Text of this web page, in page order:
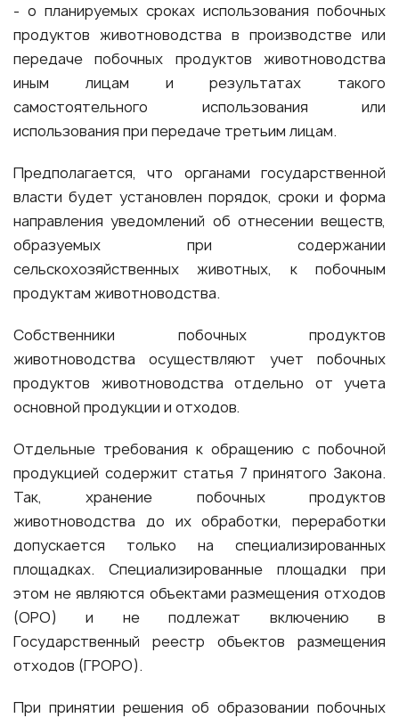
- о планируемых сроках использования побочных
продуктов животноводства в производстве или
передаче побочных продуктов животноводства
иным лицам и результатах такого
самостоятельного использования или
использования при передаче третьим лицам.
Предполагается, что органами государственной
власти будет установлен порядок, сроки и форма
направления уведомлений об отнесении веществ,
образуемых при содержании
сельскохозяйственных животных, к побочным
продуктам животноводства.
Собственники побочных продуктов
животноводства осуществляют учет побочных
продуктов животноводства отдельно от учета
основной продукции и отходов.
Отдельные требования к обращению с побочной
продукцией содержит статья 7 принятого Закона.
Так, хранение побочных продуктов
животноводства до их обработки, переработки
допускается только на специализированных
площадках. Специализированные площадки при
этом не являются объектами размещения отходов
(ОРО) и не подлежат включению в
Государственный реестр объектов размещения
отходов (ГРОРО).
При принятии решения об образовании побочных